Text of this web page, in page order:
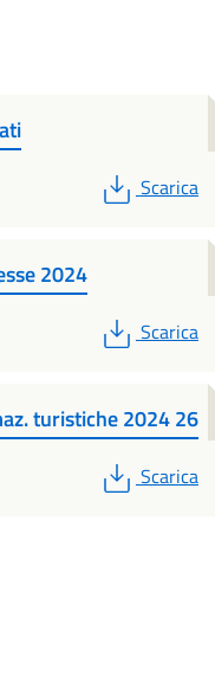
PDF
Scarica
2024
PDF
Scarica
turistiche 2024 26
PDF
Scarica